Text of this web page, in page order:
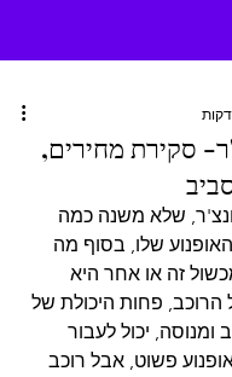
סקירת מחירים,
שלא משנה כמה
שלו, בסוף מה
זה או אחר היא
הרוכב, פחות היכולת של
ומנוסה, יכול לעבור
פשוט, אבל רוכב